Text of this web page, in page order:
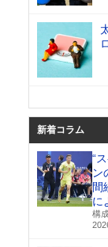
新着コラム
“
ン
間
に
構